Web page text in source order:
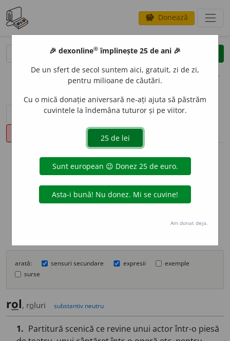
savings Donează
clear
opțiuni
sinteza definițiilor (1) definiții (27)
declinări
info
Aceste definiții sunt compilate de
echipa dexonline. Definițiile
originale se află pe filadefiniții.
Puteți reordona filele pe pagina de
arată: sensuri secundare expresii
exemple
surse
rol, roluri substantiv neutru
1. Partitură scenică ce revine unui actor într-o piesă
🎉 dexonline® împlinește 25 de ani 🎉
De un sfert de secol suntem aici, gratuit, zi de zi,
pentru milioane de căutări.
Cu o mică donație aniversară ne-ați ajuta să păstrăm
cuvintele la îndemâna tuturor și pe viitor.
Am donat deja.